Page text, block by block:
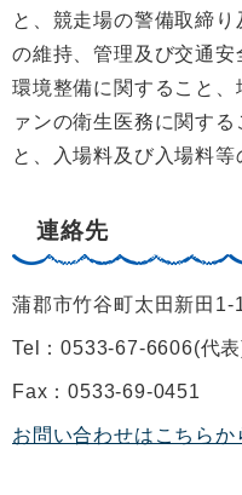
と、競走場の警備取締
の維持、管理及び交通
環境整備に関すること
ァンの衛生医務に関す
と、入場料及び入場料等
連絡先
蒲郡市竹谷町太田新田1-
Tel：0533-67-6606 代表
Fax：0533-69-0451
お問い合わせはこちらか